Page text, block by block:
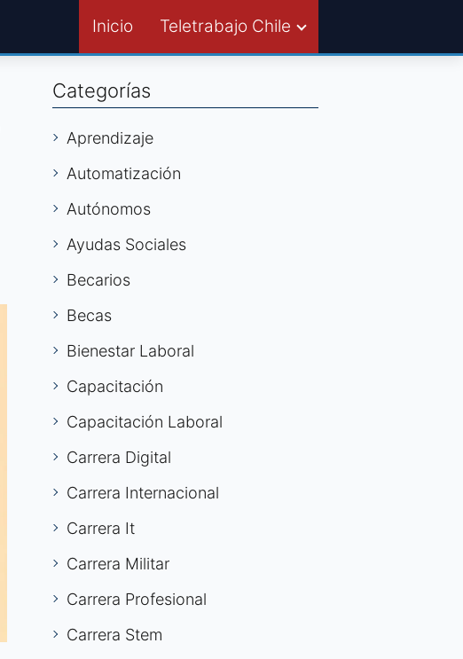
Inicio Teletrabajo Chile
Categorías
Aprendizaje
Automatización
Autónomos
Ayudas Sociales
Becarios
Becas
Bienestar Laboral
Capacitación
Capacitación Laboral
Carrera Digital
Carrera Internacional
Carrera It
Carrera Militar
Carrera Profesional
Carrera Stem